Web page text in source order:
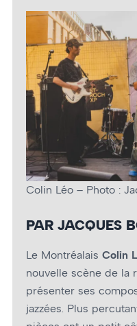
Colin Léo – Photo :
PAR JACQUES
Le Montréalais Colin
nouvelle scène de la
présenter ses
jazzées. Plus